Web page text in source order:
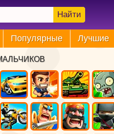
Найти
Популярные Лучшие